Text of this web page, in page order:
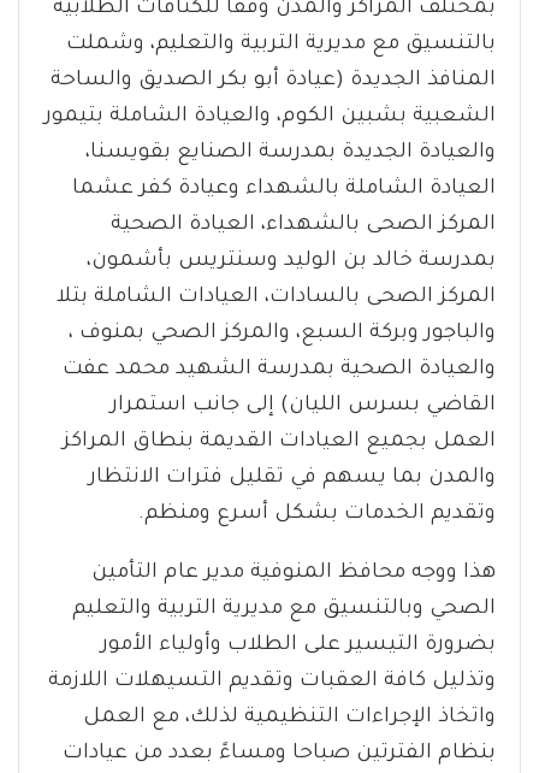
بمختلف المراكز والمدن وفقاً للكثافات الطلابية
بالتنسيق مع مديرية التربية والتعليم، وشملت
المنافذ الجديدة (عيادة أبو بكر الصديق والساحة
الشعبية بشبين الكوم، والعيادة الشاملة بتيمور
والعيادة الجديدة بمدرسة الصنايع بقويسنا،
العيادة الشاملة بالشهداء وعيادة كفر عشما
المركز الصحى بالشهداء، العيادة الصحية
بمدرسة خالد بن الوليد وسنتريس بأشمون،
المركز الصحى بالسادات، العيادات الشاملة بتلا
والباجور وبركة السبع، والمركز الصحي بمنوف ،
والعيادة الصحية بمدرسة الشهيد محمد عفت
القاضي بسرس الليان) إلى جانب استمرار
العمل بجميع العيادات القديمة بنطاق المراكز
والمدن بما يسهم في تقليل فترات الانتظار
وتقديم الخدمات بشكل أسرع ومنظم.
هذا ووجه محافظ المنوفية مدير عام التأمين
الصحي وبالتنسيق مع مديرية التربية والتعليم
بضرورة التيسير على الطلاب وأولياء الأمور
وتذليل كافة العقبات وتقديم التسيهلات اللازمة
واتخاذ الإجراءات التنظيمية لذلك، مع العمل
بنظام الفترتين صباحا ومساءً بعدد من عيادات